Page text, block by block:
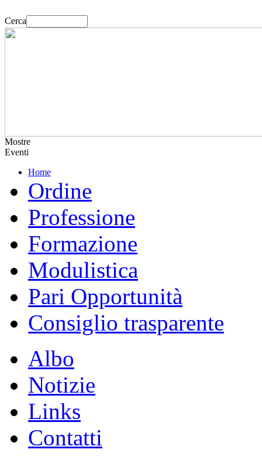
Cerca
Mostre
Eventi
Home
Ordine
Professione
Formazione
Modulistica
Pari Opportunità
Consiglio trasparente
Albo
Notizie
Links
Contatti